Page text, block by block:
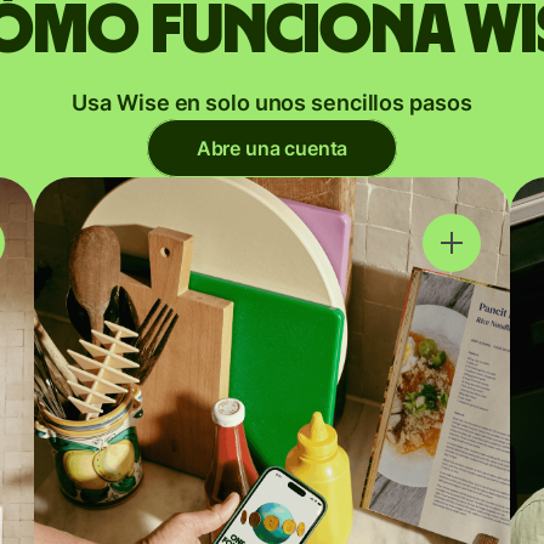
funciona
Usa Wise en solo unos sencillos pasos
Abre una cuenta